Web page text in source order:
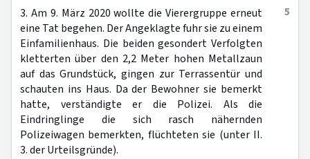
5
3. Am 9. März 2020 wollte die Vierergruppe erneut
eine Tat begehen. Der Angeklagte fuhr sie zu einem
Einfamilienhaus. Die beiden gesondert Verfolgten
kletterten über den 2,2 Meter hohen Metallzaun
auf das Grundstück, gingen zur Terrassentür und
schauten ins Haus. Da der Bewohner sie bemerkt
hatte, verständigte er die Polizei. Als die
Eindringlinge die sich rasch nähernden
Polizeiwagen bemerkten, flüchteten sie (unter II.
3. der Urteilsgründe).